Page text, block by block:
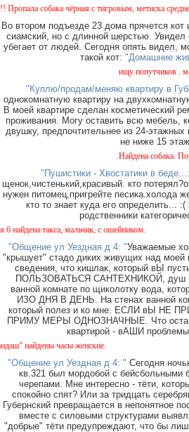
собака чёрная с тигровым, метиска среднего
Во втором подъезде 23 дома прячется кот
сиамский, но с длинной шерстью. Увидел
убегает от людей. Сегодня опять видел,
такой кот: "Домашние
ищу попутчиков .
"Куплю/продам/меняю квартиру в
однокомнатную квартиру на
В моей квартире сделан косметический
проживания. Могу оставить всю мебель,
двушку, предпочтительнее из 24-
не ниже 15
Найдена собака.
"Пушистики - Хвостатики в
щенок,чистенький,красивый. кто
нужен питомец,пригрейте песика.холода
кто то знает куда его определить...
родственники
такса, мальчик, с ошейником.
"Общение ул Уездная д 4: "Уважаемые
"крышует" стадо диких живущих над
сведения, что кишлак, который вЫ
ПОЛЬЗОВАТЬСЯ САНТЕХНИКОЙ, душ
ванной комнате по щиколотку вода,
ИЗО ДНЯ В ДЕНЬ. На стенах ванной
который полез и ко мне. ЕСЛИ вЫ НЕ
ПРИМУ МЕРЫ ОДНОЗНАЧНЫЕ. Что
квартирой - вАШИ
найдены часы женские.
"Общение ул Уездная д 4: " Сегодня
кв.321 был мордобой с бейсбольными
черепами. Мне интересно - тёти,
спокойно спят? Или за тридцать
Губернский превращается в непонятное
вместе с силовыми структурами
"добрые" тёти предупреждают, что бы